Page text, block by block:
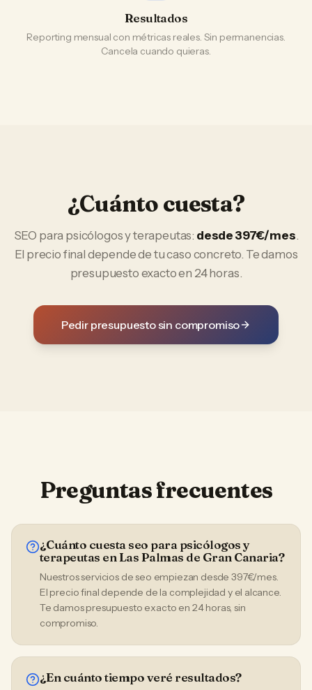
Resultados
Reporting mensual con métricas reales. Sin permanencias.
Cancela cuando quieras.
¿Cuánto cuesta?
SEO para psicólogos y terapeutas: desde 397€/mes.
El precio final depende de tu caso concreto. Te damos
presupuesto exacto en 24 horas.
Pedir presupuesto sin compromiso
Preguntas frecuentes
¿Cuánto cuesta seo para psicólogos y
terapeutas en Las Palmas de Gran Canaria?
Nuestros servicios de seo empiezan desde 397€/mes.
El precio final depende de la complejidad y el alcance.
Te damos presupuesto exacto en 24 horas, sin
compromiso.
¿En cuánto tiempo veré resultados?